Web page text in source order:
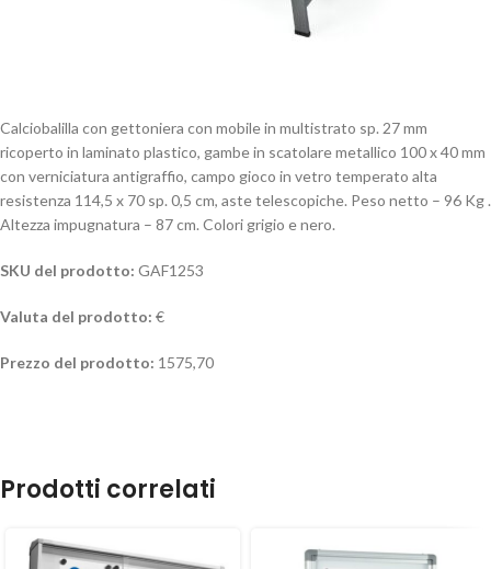
Calciobalilla con gettoniera con mobile in multistrato sp. 27 mm
ricoperto in laminato plastico, gambe in scatolare metallico 100 x 40 mm
con verniciatura antigraffio, campo gioco in vetro temperato alta
resistenza 114,5 x 70 sp. 0,5 cm, aste telescopiche. Peso netto – 96 Kg .
Altezza impugnatura – 87 cm. Colori grigio e nero.
SKU del prodotto: GAF1253
Valuta del prodotto: €
Prezzo del prodotto: 1575,70
Prodotti correlati